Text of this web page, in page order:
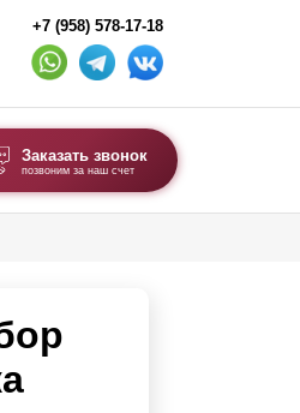
+7 (958) 578-17-18
Заказать звонок
позвоним за наш счет